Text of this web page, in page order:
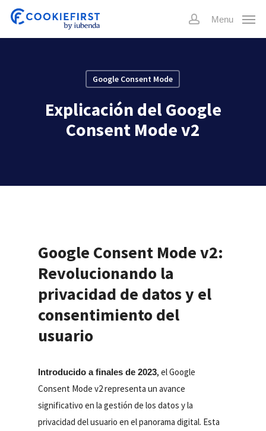
Skip
main
account
Menu
Google Consent Mode
Explicación del Google
Consent Mode v2
Google Consent Mode v2:
Revolucionando la
privacidad de datos y el
consentimiento del
usuario
Introducido a finales de 2023, el Google
Consent Mode v2 representa un avance
significativo en la gestión de los datos y la
privacidad del usuario en el panorama digital. Esta